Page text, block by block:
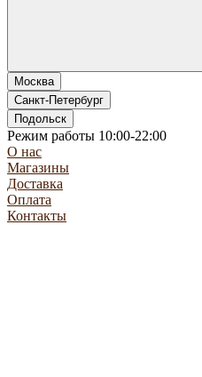
Москва
Санкт-Петербург
Подольск
Режим работы 10:00-22:00
О нас
Магазины
Доставка
Оплата
Контакты